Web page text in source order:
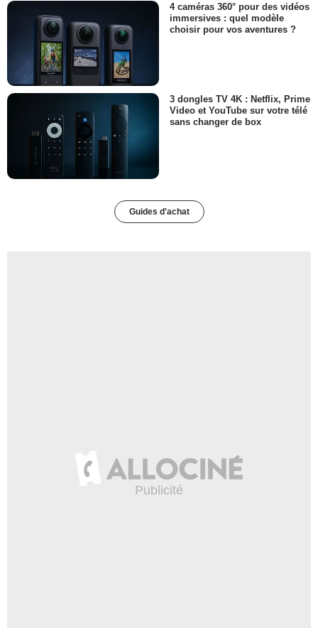
4 caméras 360° pour des vidéos
immersives : quel modèle
choisir pour vos aventures ?
3 dongles TV 4K : Netflix, Prime
Video et YouTube sur votre télé
sans changer de box
Guides d'achat